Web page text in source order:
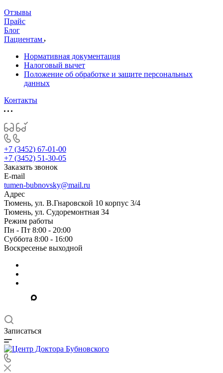
Отзывы
Прайс
Блог
Пациентам
Нормативная документация
Налоговый вычет
Положение об обработке и защите персональных
данных
Контакты
+7 (3452) 67-01-00
+7 (3452) 51-30-05
Заказать звонок
E-mail
tumen-bubnovsky@mail.ru
Адрес
Тюмень, ул. В.Гнаровской 10 корпус 3/4
Тюмень, ул. Судоремонтная 34
Режим работы
Пн - Пт 8:00 - 20:00
Суббота 8:00 - 16:00
Воскресенье выходной
Записаться